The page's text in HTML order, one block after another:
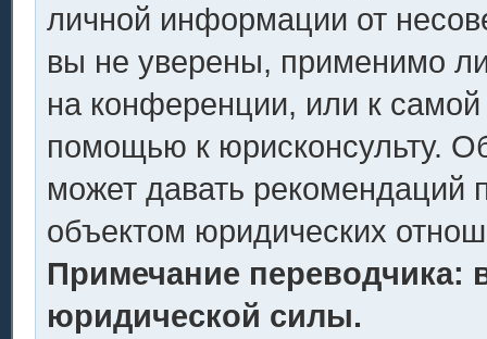
личной информации от
вы не уверены, применимо
на конференции, или к
помощью к юрисконсульту.
может давать рекомендаций
объектом юридических
Примечание переводчика:
юридической силы.